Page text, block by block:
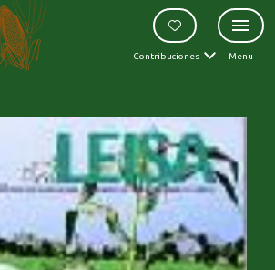
Contribuciones Menu